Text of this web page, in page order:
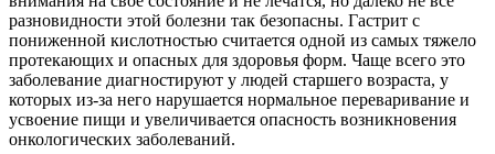
разновидности этой болезни так безопасны. Гастрит с
пониженной кислотностью считается одной из самых тяжело
протекающих и опасных для здоровья форм. Чаще всего это
заболевание диагностируют у людей старшего возраста, у
которых из-за него нарушается нормальное переваривание и
усвоение пищи и увеличивается опасность возникновения
онкологических заболеваний.